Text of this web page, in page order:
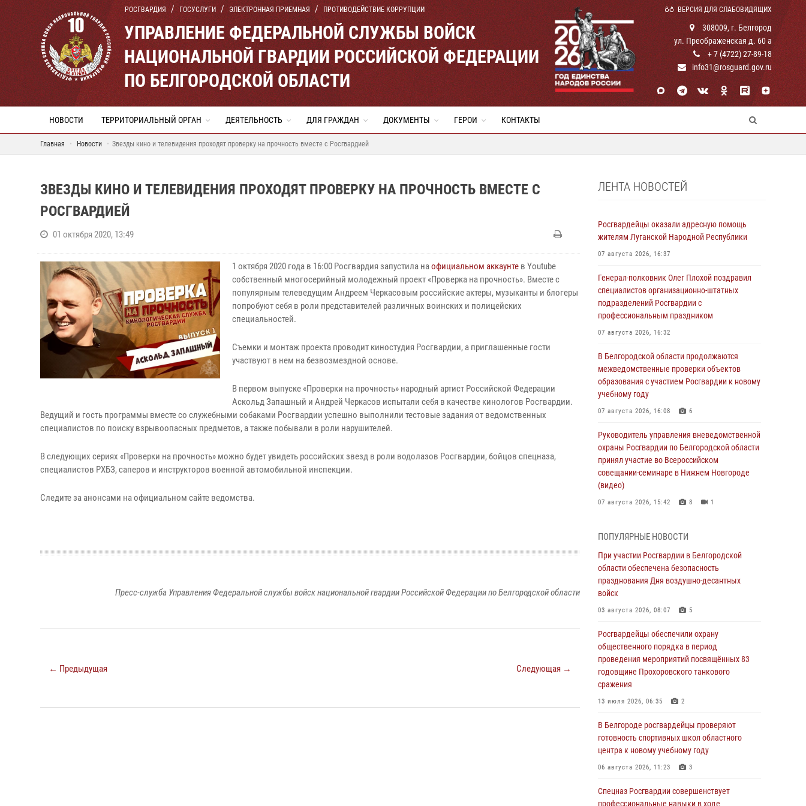
РОСГВАРДИЯ ГОСУСЛУГИ ЭЛЕКТРОННАЯ ПРИЕМНАЯ ПРОТИВОДЕЙСТВИЕ КОРРУПЦИИ ВЕРСИЯ ДЛЯ СЛАБОВИДЯЩИХ
УПРАВЛЕНИЕ ФЕДЕРАЛЬНОЙ СЛУЖБЫ ВОЙСК
НАЦИОНАЛЬНОЙ ГВАРДИИ РОССИЙСКОЙ ФЕДЕРАЦИИ
ПО БЕЛГОРОДСКОЙ ОБЛАСТИ
308009, г. Белгород
ул. Преображенская д. 60 а
+ 7 (4722) 27-89-18
info31@rosguard.gov.ru
НОВОСТИ ТЕРРИТОРИАЛЬНЫЙ ОРГАН ДЕЯТЕЛЬНОСТЬ ДЛЯ ГРАЖДАН ДОКУМЕНТЫ ГЕРОИ КОНТАКТЫ
Главная Новости Звезды кино и телевидения проходят проверку на прочность вместе с Росгвардией
ЗВЕЗДЫ КИНО И ТЕЛЕВИДЕНИЯ ПРОХОДЯТ ПРОВЕРКУ НА ПРОЧНОСТЬ ВМЕСТЕ С
РОСГВАРДИЕЙ
01 октября 2020, 13:49
1 октября 2020 года в 16:00 Росгвардия запустила наофициальном аккаунте в Youtube
собственный многосерийный молодежный проект «Проверка на прочность». Вместе с
популярным телеведущим Андреем Черкасовым российские актеры, музыканты и блогеры
попробуют себя в роли представителей различных воинских и полицейских
специальностей.
Съемки и монтаж проекта проводит киностудия Росгвардии, а приглашенные гости
участвуют в нем на безвозмездной основе.
В первом выпуске «Проверки на прочность» народный артист Российской Федерации
Аскольд Запашный и Андрей Черкасов испытали себя в качестве кинологов Росгвардии.
Ведущий и гость программы вместе со служебными собаками Росгвардии успешно выполнили тестовые задания от ведомственных
специалистов по поиску взрывоопасных предметов, а также побывали в роли нарушителей.
В следующих сериях «Проверки на прочность» можно будет увидеть российских звезд в роли водолазов Росгвардии, бойцов спецназа,
специалистов РХБЗ, саперов и инструкторов военной автомобильной инспекции.
Следите за анонсами на официальном сайте ведомства.
Пресс-служба Управления Федеральной службы войск национальной гвардии Российской Федерации по Белгородской области
← Предыдущая Следующая →
ЛЕНТА НОВОСТЕЙ
Росгвардейцы оказали адресную помощь
жителям Луганской Народной Республики
07 августа 2026, 16:37
Генерал-полковник Олег Плохой поздравил
специалистов организационно-штатных
подразделений Росгвардии с
профессиональным праздником
07 августа 2026, 16:32
В Белгородской области продолжаются
межведомственные проверки объектов
образования с участием Росгвардии к новому
учебному году
07 августа 2026, 16:08 6
Руководитель управления вневедомственной
охраны Росгвардии по Белгородской области
принял участие во Всероссийском
совещании-семинаре в Нижнем Новгороде
(видео)
07 августа 2026, 15:42 8 1
пресекли условное проникновение в детский
лагерь «Солнышко»
07 августа 2026, 07:39 1
Белгородским радиослушателям рассказали
о роли физической культуры в жизни
07 августа 2026, 06:19
Подвиги героев‑росгвардейцев увековечили
в новой музейной экспозиции белгородского
музея‑диорамы «Курская битва.
Белгородское направление»
В Белгороде росгвардейцы проверяют
готовность спортивных школ областного
центра к новому учебному году
Росгвардия обеспечила общественную
ПОПУЛЯРНЫЕ НОВОСТИ
При участии Росгвардии в Белгородской
области обеспечена безопасность
празднования Дня воздушно-десантных
войск
03 августа 2026, 08:07 5
Росгвардейцы обеспечили охрану
общественного порядка в период
проведения мероприятий посвящённых 83
годовщине Прохоровского танкового
сражения
13 июля 2026, 06:35 2
В Белгороде росгвардейцы проверяют
готовность спортивных школ областного
центра к новому учебному году
06 августа 2026, 11:23 3
Спецназ Росгвардии совершенствует
профессиональные навыки в ходе